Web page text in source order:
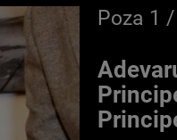
Poza 1 /